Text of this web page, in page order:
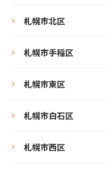
札幌市北区
札幌市手稲区
札幌市東区
札幌市白石区
札幌市西区